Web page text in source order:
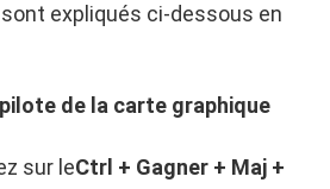
expliqués ci-dessous en
de la carte graphique
sur leCtrl + Gagner + Maj +